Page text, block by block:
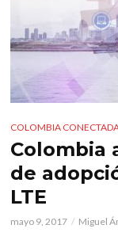
COLOMBIA
Colombia
de
LTE
mayo 9, 2017 Miguel